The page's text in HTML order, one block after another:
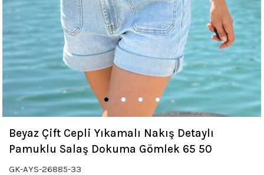
Beyaz Çift Cepli Yıkamalı Nakış Detaylı
Pamuklu Salaş Dokuma Gömlek 65 50
GK-AYS-26885-33